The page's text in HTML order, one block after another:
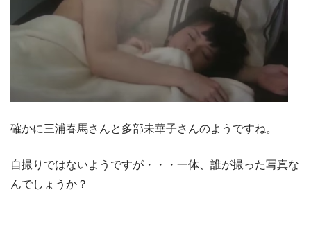
確かに三浦春馬さんと多部未華子さんのようですね。
自撮りではないようですが・・・一体、誰が撮った写真な
んでしょうか？